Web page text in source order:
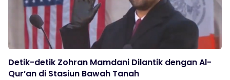
Detik-detik Zohran Mamdani Dilantik dengan Al-
Qur’an di Stasiun Bawah Tanah